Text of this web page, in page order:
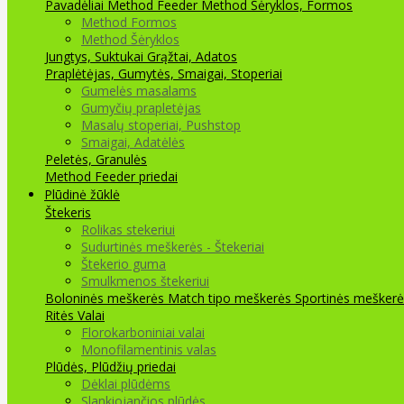
Pavadėliai Method Feeder Method Šėryklos, Formos
Method Formos
Method Šėryklos
Jungtys, Suktukai Grąžtai, Adatos
Praplėtėjas, Gumytės, Smaigai, Stoperiai
Gumelės masalams
Gumyčių prapletėjas
Masalų stoperiai, Pushstop
Smaigai, Adatėlės
Peletės, Granulės
Method Feeder priedai
Plūdinė žūklė
Štekeris
Rolikas stekeriui
Sudurtinės meškerės - Štekeriai
Štekerio guma
Smulkmenos štekeriui
Boloninės meškerės Match tipo meškerės Sportinės
Ritės Valai
Florokarboniniai valai
Monofilamentinis valas
Plūdės, Plūdžių priedai
Dėklai plūdėms
Slankiojančios plūdės